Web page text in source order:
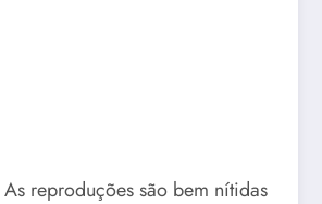
reproduções são bem nítidas